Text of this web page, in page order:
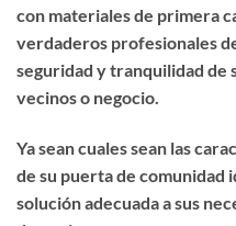
con materiales de primera
verdaderos profesionales
seguridad y tranquilidad de
vecinos o negocio.
Ya sean cuales sean las
de su puerta de comunidad
solución adecuada a sus